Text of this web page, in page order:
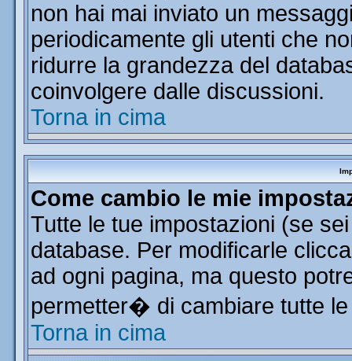
non hai mai inviato un
periodicamente gli utenti che
ridurre la grandezza del
coinvolgere dalle discussioni.
Torna in cima
Come cambio le mie
Tutte le tue impostazioni (se
database. Per modificarle
ad ogni pagina, ma questo
permetter� di cambiare tutte
Torna in cima